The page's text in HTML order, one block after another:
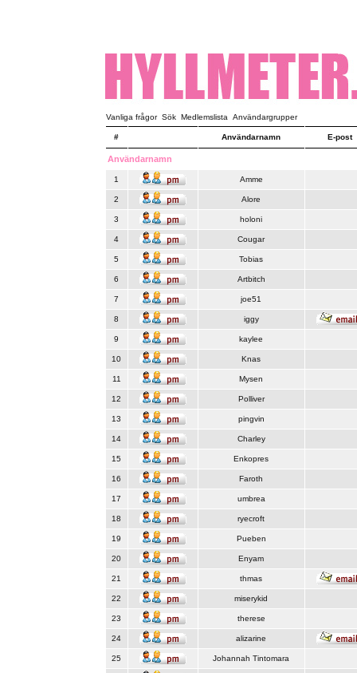
Vanliga frågor Sök Medlemslista Användargrupper
# Användarnamn E-post
Användarnamn
1 Amme
2 Alore
3 holoni
4 Cougar
5 Tobias
6 Artbitch
7 joe51
8 iggy
9 kaylee
10 Knas
11 Mysen
12 Polliver
13 pingvin
14 Charley
15 Enkopres
16 Faroth
17 umbrea
18 ryecroft
19 Pueben
20 Enyam
21 thmas
22 miserykid
23 therese
24 alizarine
25 Johannah Tintomara